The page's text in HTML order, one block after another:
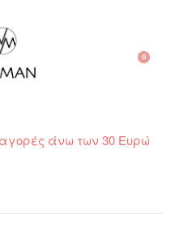
0
άνω των 30 Ευρώ